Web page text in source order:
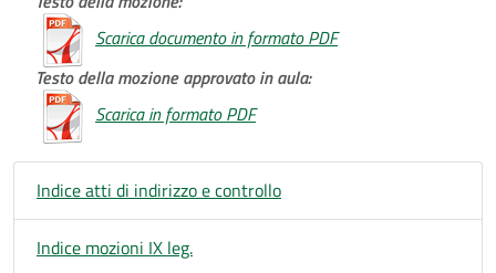
Scarica documento in formato PDF
Testo della mozione approvato in aula:
Scarica in formato PDF
Indice atti di indirizzo e controllo
Indice mozioni IX leg.